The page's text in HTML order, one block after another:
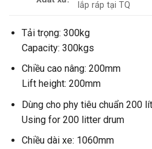
lắp ráp tại TQ
Tải trọng: 300kg
Capacity: 300kgs
Chiều cao nâng: 200mm
Lift height: 200mm
Dùng cho phy tiêu chuẩn 200 lít
Using for 200 litter drum
Chiều dài xe: 1060mm